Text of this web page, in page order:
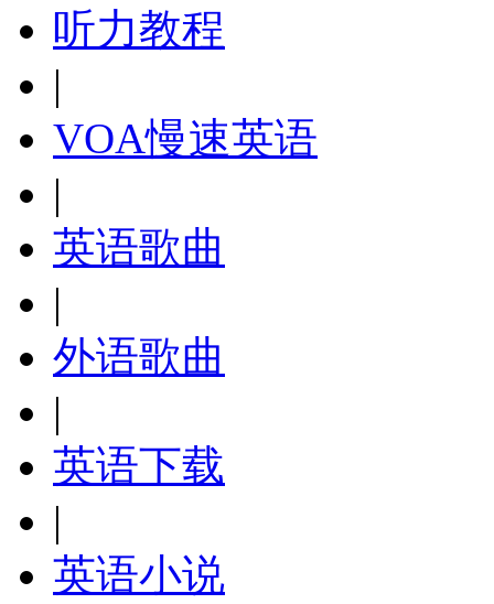
听力教程
|
VOA慢速英语
|
英语歌曲
|
外语歌曲
|
英语下载
|
英语小说